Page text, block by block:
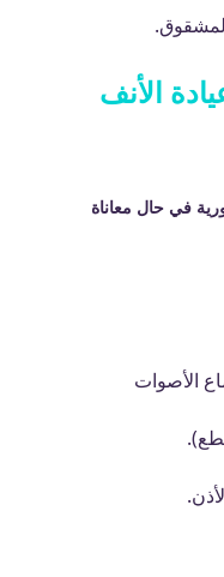
الأنف
في حال معاناة
الأصوات
.
.